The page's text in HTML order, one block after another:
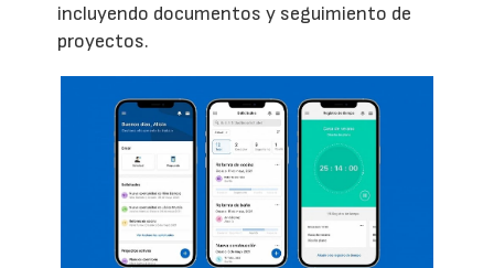
incluyendo documentos y seguimiento de
proyectos.